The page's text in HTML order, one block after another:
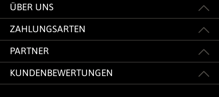
ÜBER UNS
ZAHLUNGSARTEN
PARTNER
KUNDENBEWERTUNGEN